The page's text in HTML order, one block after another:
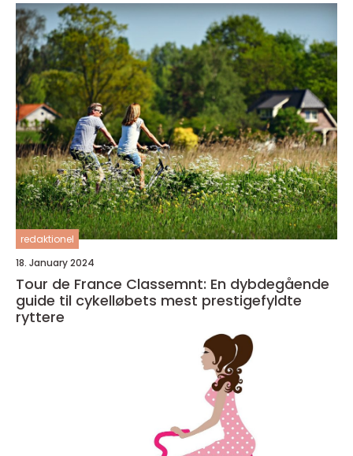
redaktionel
18. January 2024
Tour de France Classemnt: En dybdegående
guide til cykelløbets mest prestigefyldte
ryttere